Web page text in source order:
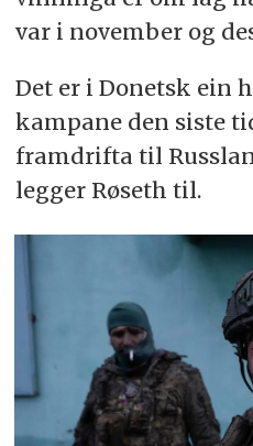
var i november og
Det er i Donetsk ein
kampane den siste
framdrifta til
legger Røseth til.